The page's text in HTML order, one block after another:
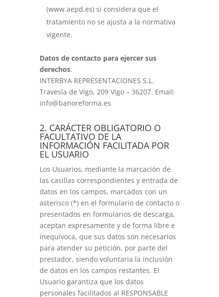
(www.aepd.es) si considera que el
tratamiento no se ajusta a la normativa
vigente.
Datos de contacto para ejercer sus
derechos:
INTERBYA REPRESENTACIONES S.L.
Travesía de Vigo, 209 Vigo – 36207. Email:
info@banoreforma.es
2. CARÁCTER OBLIGATORIO O
FACULTATIVO DE LA
INFORMACIÓN FACILITADA POR
EL USUARIO
Los Usuarios, mediante la marcación de
las casillas correspondientes y entrada de
datos en los campos, marcados con un
asterisco (*) en el formulario de contacto o
presentados en formularios de descarga,
aceptan expresamente y de forma libre e
inequívoca, que sus datos son necesarios
para atender su petición, por parte del
prestador, siendo voluntaria la inclusión
de datos en los campos restantes. El
Usuario garantiza que los datos
personales facilitados al RESPONSABLE